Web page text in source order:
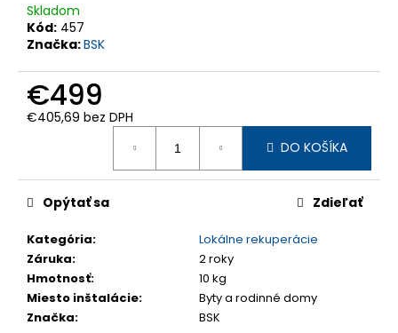
Skladom
Kód: 457
Značka:BSK
€499
€405,69 bez DPH
DO KOŠÍKA
Kategória:
Lokálne rekuperácie
Záruka:
2 roky
Hmotnosť:
10 kg
Miesto inštalácie:
Byty a rodinné domy
Značka: BSK
Opýtať sa Zdieľať